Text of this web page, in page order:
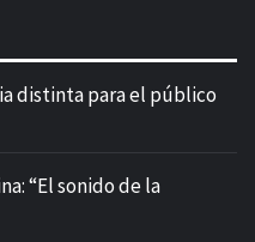
distinta para el público
“El sonido de la